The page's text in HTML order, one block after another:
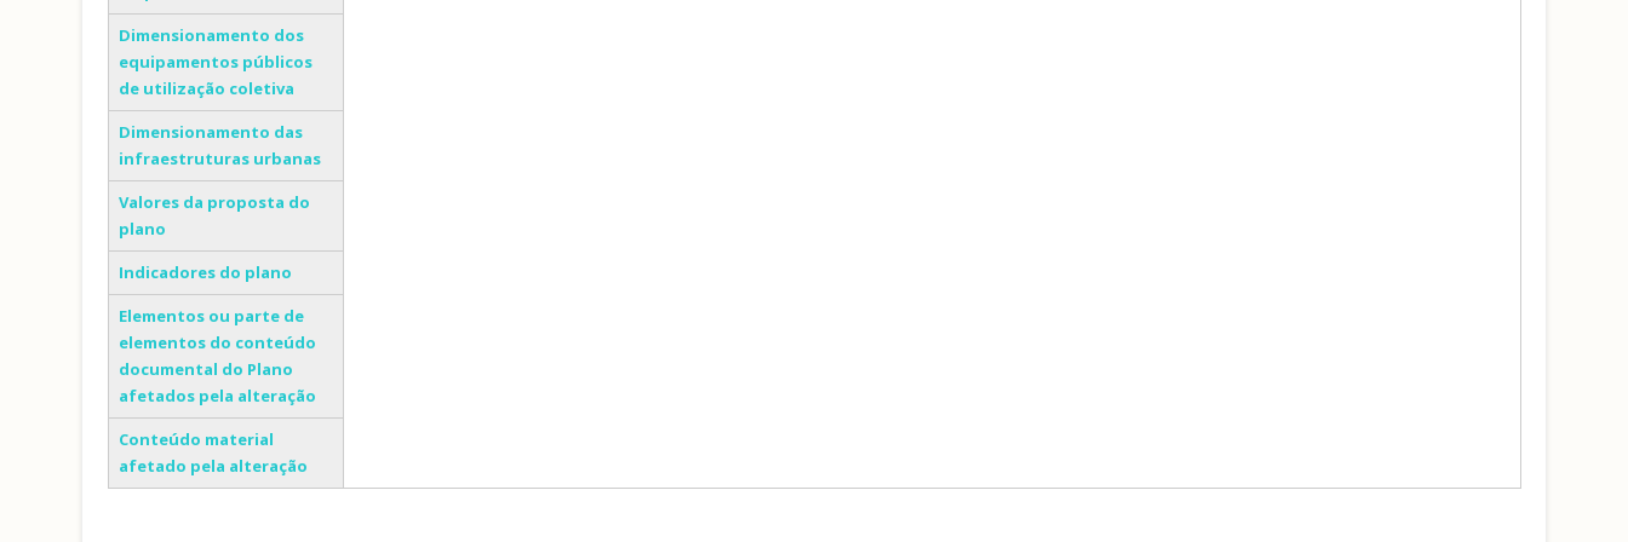
Dimensionamento dos
equipamentos públicos
de utilização coletiva
Dimensionamento das
infraestruturas urbanas
Valores da proposta do
plano
Indicadores do plano
Elementos ou parte de
elementos do conteúdo
documental do Plano
afetados pela alteração
Conteúdo material
afetado pela alteração